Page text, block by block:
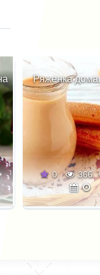
домашняя
366 0